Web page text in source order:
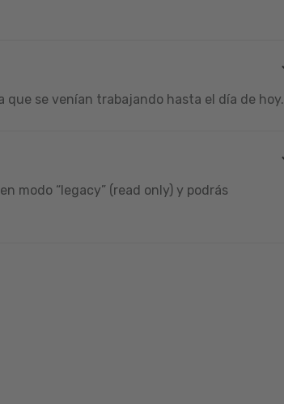
que se venían trabajando hasta el día de hoy.
modo “legacy” (read only) y podrás